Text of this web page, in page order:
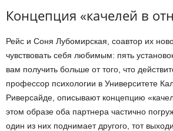
Концепция «качелей в
Рейс и Соня Лубомирская, соавтор их
чувствовать себя любимым: пять
вам получить больше от того, что
профессор психологии в Университете
Риверсайде, описывают концепцию
этом образе оба партнера частично
один из них поднимает другого, тот